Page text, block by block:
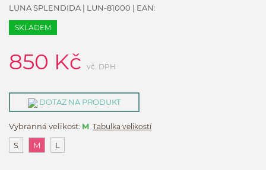
LUNA SPLENDIDA | LUN-81000 | EAN:
SKLADEM
850 Kč vč. DPH
DOTAZ NA PRODUKT
Vybranná velikost: M Tabulka velikostí
S M L